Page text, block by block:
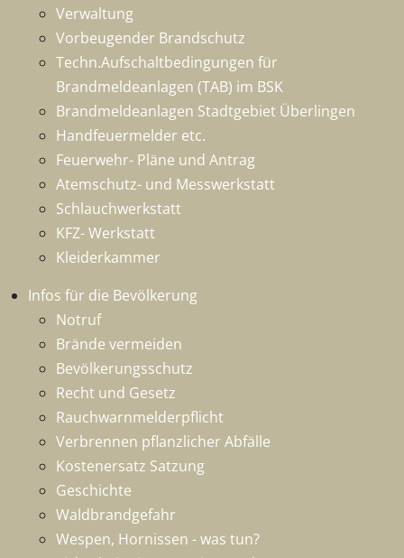
Verwaltung
Vorbeugender Brandschutz
Techn.Aufschaltbedingungen für
Brandmeldeanlagen (TAB) im BSK
Brandmeldeanlagen Stadtgebiet Überlingen
Handfeuermelder etc.
Feuerwehr- Pläne und Antrag
Atemschutz- und Messwerkstatt
Schlauchwerkstatt
KFZ- Werkstatt
Kleiderkammer
Infos für die Bevölkerung
Notruf
Brände vermeiden
Bevölkerungsschutz
Recht und Gesetz
Rauchwarnmelderpflicht
Verbrennen pflanzlicher Abfälle
Kostenersatz Satzung
Geschichte
Waldbrandgefahr
Wespen, Hornissen - was tun?